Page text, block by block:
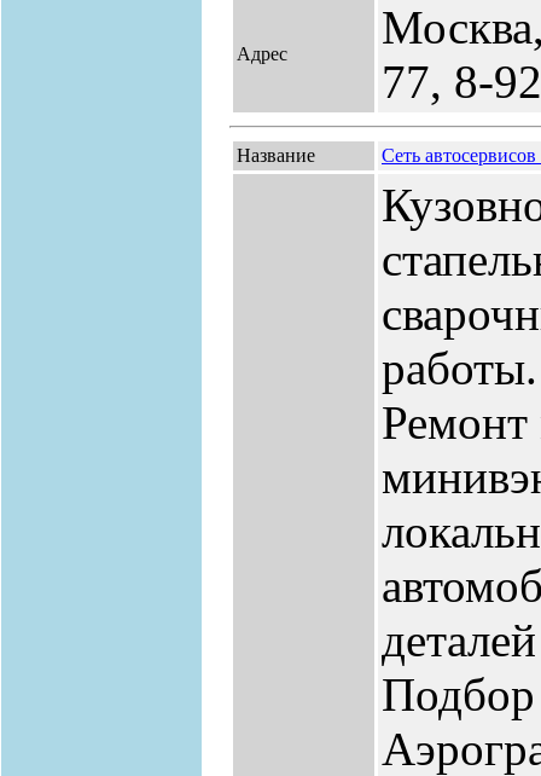
Адрес
77, 8-
Название Сеть
Ремонт
Подбор